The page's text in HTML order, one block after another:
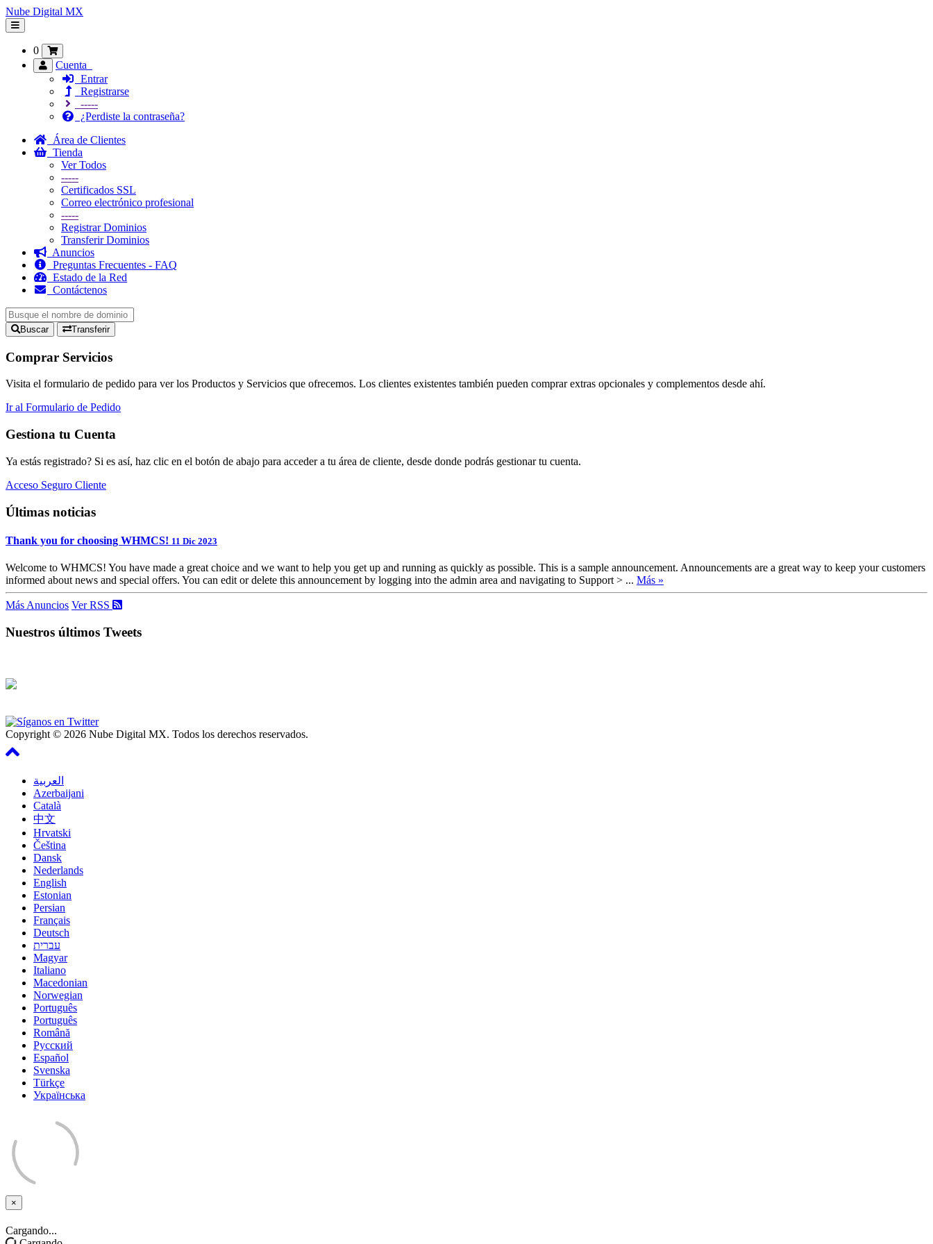
Nube Digital MX
Alternar
Navegación
0
Cuenta
Entrar
Registrarse
-----
¿Perdiste la contraseña?
Área de Clientes
Tienda
Ver Todos
-----
Certificados SSL
Correo electrónico profesional
-----
Registrar Dominios
Transferir Dominios
Anuncios
Preguntas Frecuentes - FAQ
Estado de la Red
Contáctenos
Buscar Transferir
Comprar Servicios
Visita el formulario de pedido para ver los Productos y Servicios que ofrecemos. Los clientes existentes también pueden comprar extras opcionales y complementos desde ahí.
Ir al Formulario de Pedido
Gestiona tu Cuenta
Ya estás registrado? Si es así, haz clic en el botón de abajo para acceder a tu área de cliente, desde donde podrás gestionar tu cuenta.
Acceso Seguro Cliente
Últimas noticias
Thank you for choosing WHMCS! 11 Dic 2023
Welcome to WHMCS! You have made a great choice and we want to help you get up and running as quickly as possible. This is a sample announcement. Announcements are a great way to keep your customers
informed about news and special offers. You can edit or delete this announcement by logging into the admin area and navigating to Support > ... Más »
Más Anuncios Ver RSS
Nuestros últimos Tweets
Copyright © 2026 Nube Digital MX. Todos los derechos reservados.
العربية
Azerbaijani
Català
中文
Hrvatski
Čeština
Dansk
Nederlands
English
Estonian
Persian
Français
Deutsch
עברית
Magyar
Italiano
Macedonian
Norwegian
Português
Português
Română
Русский
Español
Svenska
Türkçe
Українська
×
Cerrar
Cargando...